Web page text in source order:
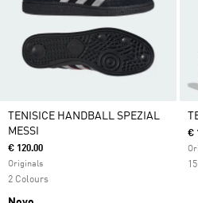
TENISICE HANDBALL SPEZIAL
MESSI
€ 120.00
Originals
2 Colours
€